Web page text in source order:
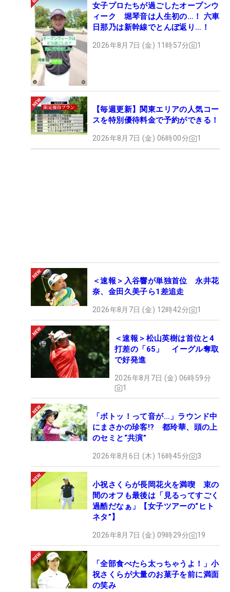
女子プロたちが過ごしたオープンウ
ィーク 堀琴音は人生初の…！ 六車
日那乃は新幹線でとんぼ返り…！
2026年8月7日 (金) 11時57分 1
【毎週更新】関東エリアの人気コー
スを特別優待料金で予約ができる！
2026年8月7日 (金) 06時00分 1
＜速報＞入谷響が単独首位 永井花
奈、金田久美子ら1差追走
2026年8月7日 (金) 12時42分 1
＜速報＞松山英樹は首位と4
打差の「65」 イーグル奪取
で好発進
2026年8月7日 (金) 06時59分
1
「ボトッ！って音が…」ラウンド中
にまさかの珍客!? 都玲華、頭の上
のセミと“共演”
2026年8月6日 (木) 16時45分 3
小祝さくらが長岡花火を満喫 束の
間のオフも最後は「見るってすごく
過酷だなぁ」【女子ツアーの“ヒト
ネタ”】
2026年8月7日 (金) 09時29分 19
「全部食べたら太っちゃうよ！」小
祝さくらが大量のお菓子を前に満面
の笑み